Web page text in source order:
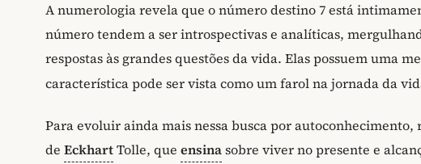
A numerologia revela que o número destino 7 está
número tendem a ser introspectivas e analíticas,
respostas às grandes questões da vida. Elas possuem uma
característica pode ser vista como um farol na jornada da
Para evoluir ainda mais nessa busca por autoconhecimento,
de EckhartTolle, que ensinasobre viver no presente e